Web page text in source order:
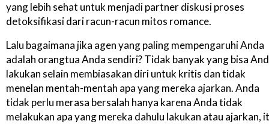
yang lebih sehat untuk menjadi partner diskusi proses
detoksifikasi dari racun-racun mitos romance.
Lalu bagaimana jika agen yang paling mempengaruhi Anda
adalah orangtua Anda sendiri? Tidak banyak yang bisa
lakukan selain membiasakan diri untuk kritis dan tidak
menelan mentah-mentah apa yang mereka ajarkan. Anda
tidak perlu merasa bersalah hanya karena Anda tidak
melakukan apa yang mereka dahulu lakukan atau ajarkan,